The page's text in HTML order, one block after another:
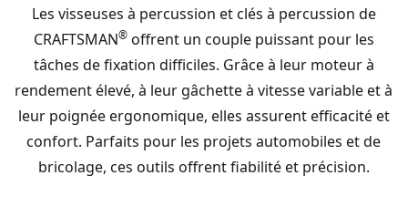
Les visseuses à percussion et clés à percussion de
CRAFTSMAN®offrent un couple puissant pour les
tâches de fixation difficiles. Grâce à leur moteur à
rendement élevé, à leur gâchette à vitesse variable et à
leur poignée ergonomique, elles assurent efficacité et
confort. Parfaits pour les projets automobiles et de
bricolage, ces outils offrent fiabilité et précision.